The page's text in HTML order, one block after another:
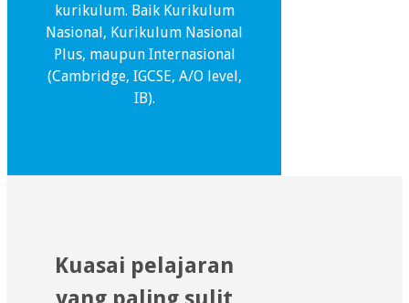
kurikulum. Baik Kurikulum
Nasional, Kurikulum Nasional
Plus, maupun Internasional
(Cambridge, IGCSE, A/O level,
IB).
Kuasai pelajaran